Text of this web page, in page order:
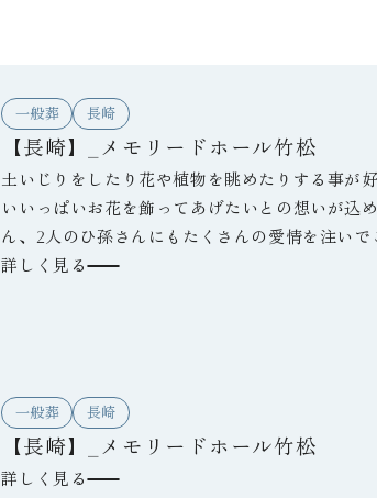
一般葬 長崎
【長崎】_メモリードホール竹松
土いじりをしたり花や植物を眺めたりする事が
いいっぱいお花を飾ってあげたいとの想いが込
ん、2人のひ孫さんにもたくさんの愛情を注い
見送られるご遺族のお姿がとても印象的でした。
詳しく見る
一般葬 長崎
【長崎】_メモリードホール竹松
詳しく見る